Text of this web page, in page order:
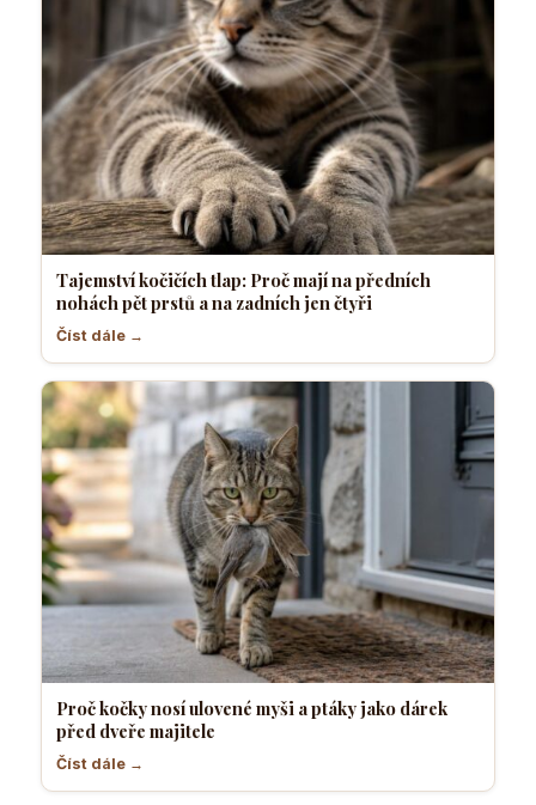
Tajemství kočičích tlap: Proč mají na předních
nohách pět prstů a na zadních jen čtyři
Číst dále →
Proč kočky nosí ulovené myši a ptáky jako dárek
před dveře majitele
Číst dále →